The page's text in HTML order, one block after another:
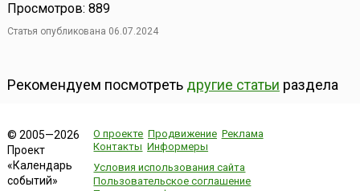
Просмотров: 889
Статья опубликована 06.07.2024
Рекомендуем посмотреть другие статьи раздела
© 2005—2026
Проект
«Календарь
событий»
О проекте Продвижение Реклама
Контакты Информеры
Условия использования сайта
Пользовательское соглашение